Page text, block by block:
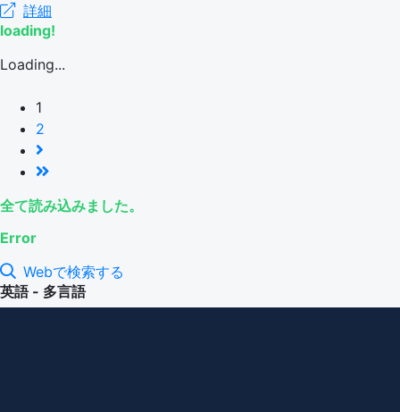
詳細
loading!
Loading...
1
2
全て読み込みました。
Error
Webで検索する
英語 - 多言語